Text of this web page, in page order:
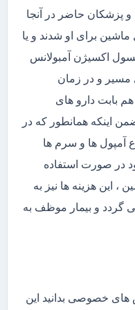
و پزشکان حاضر در آنجا
ماشین برای او شدند و یا
اکسیژن آمبولانس
مسیر و در زمان
بابت دارو های
اینکه همانطور که در
آمپول ها و سرم ها
در صورت استفاده
، این هزینه ها نیز به
گردد و بیمار موظف به
های خصوصی بدانید این